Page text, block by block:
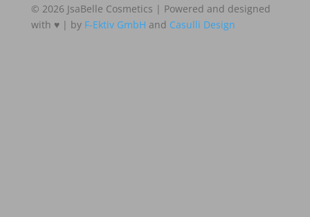
© 2026 JsaBelle Cosmetics | Powered and designed
with ♥ | by F-Ektiv GmbH and Casulli Design